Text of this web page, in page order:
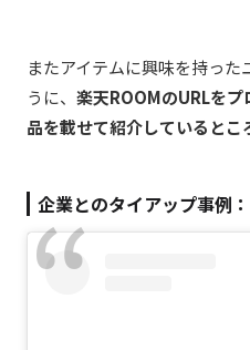
またアイテムに興味を持っ
うに、 楽天ROOMのURLを
品を載せて紹介しているとこ
企業とのタイアップ事例